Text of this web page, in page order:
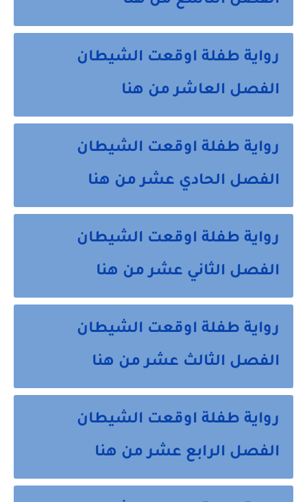
رواية طفلة اوقعت الشيطان
الفصل العاشر من هنا
رواية طفلة اوقعت الشيطان
الفصل الحادي عشر من هنا
رواية طفلة اوقعت الشيطان
الفصل الثاني عشر من هنا
رواية طفلة اوقعت الشيطان
الفصل الثالث عشر من هنا
رواية طفلة اوقعت الشيطان
الفصل الرابع عشر من هنا